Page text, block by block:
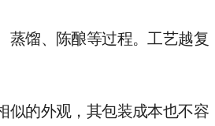
蒸馏、陈酿等过程。工艺越复
似的外观，其包装成本也不容